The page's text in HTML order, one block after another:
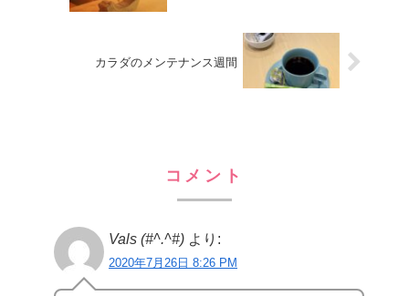
カラダのメンテナンス週間
コメント
Vals (#^.^#) より:
2020年7月26日 8:26 PM